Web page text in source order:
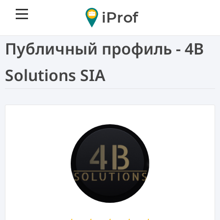
iProf
Публичный профиль - 4B
Solutions SIA